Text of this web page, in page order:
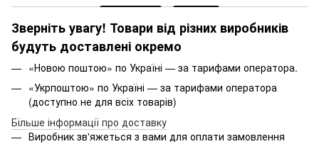
Зверніть увагу! Товари від різних виробників
будуть доставлені окремо
«Новою поштою» по Україні — за тарифами оператора.
«Укрпоштою» по Україні — за тарифами оператора
(доступно не для всіх товарів)
Більше інформації про доставку
Виробник зв'яжеться з вами для оплати замовлення